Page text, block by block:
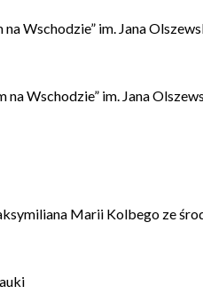
Wschodzie” im. Jana
Wschodzie” im. Jana
Marii Kolbego ze